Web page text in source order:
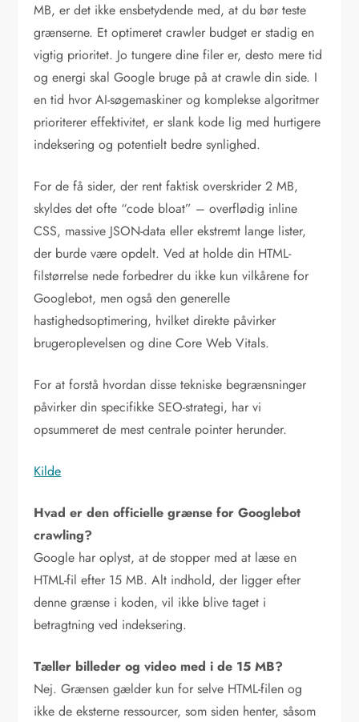
MB, er det ikke ensbetydende med, at du bør teste
grænserne. Et optimeret crawler budget er stadig en
vigtig prioritet. Jo tungere dine filer er, desto mere tid
og energi skal Google bruge på at crawle din side. I
en tid hvor AI-søgemaskiner og komplekse algoritmer
prioriterer effektivitet, er slank kode lig med hurtigere
indeksering og potentielt bedre synlighed.
For de få sider, der rent faktisk overskrider 2 MB,
skyldes det ofte “code bloat” – overflødig inline
CSS, massive JSON-data eller ekstremt lange lister,
der burde være opdelt. Ved at holde din HTML-
filstørrelse nede forbedrer du ikke kun vilkårene for
Googlebot, men også den generelle
hastighedsoptimering, hvilket direkte påvirker
brugeroplevelsen og dine Core Web Vitals.
For at forstå hvordan disse tekniske begrænsninger
påvirker din specifikke SEO-strategi, har vi
opsummeret de mest centrale pointer herunder.
Kilde
Hvad er den officielle grænse for Googlebot
crawling?
Google har oplyst, at de stopper med at læse en
HTML-fil efter 15 MB. Alt indhold, der ligger efter
denne grænse i koden, vil ikke blive taget i
betragtning ved indeksering.
Tæller billeder og video med i de 15 MB?
Nej. Grænsen gælder kun for selve HTML-filen og
ikke de eksterne ressourcer, som siden henter, såsom